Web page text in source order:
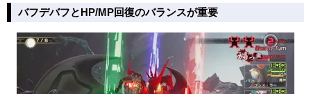
バフデバフとHP/MP回復のバランスが重要